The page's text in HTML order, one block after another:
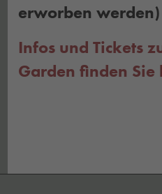
erworben werden)
Infos und Tickets
Garden finden Sie